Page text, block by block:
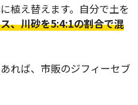
索
植え替えます。自分で土を
、川砂を5:4:1の割合で混
れば、市販のジフィーセブ